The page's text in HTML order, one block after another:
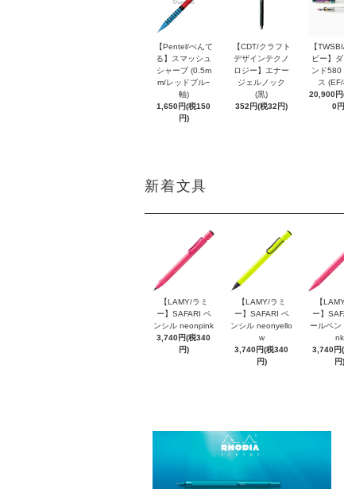
【Pentel/ぺんて
る】スマッシュ
シャープ (0.5m
m/レッドブルｰ
軸)
1,650円(税150
円)
【CDT/クラフト
デザインテクノ
ロジー】エナー
ジェルノック
(黒)
352円(税32円)
【
ビー】
ンド580
ス
20,900
0
新着文具
【LAMY/ラミ
ー】SAFARI ペ
ンシル neonpink
3,740円(税340
円)
【LAMY/ラミ
ー】SAFARI ペ
ンシル neonyello
w
3,740円(税340
円)
【
ー】
ールペ
nk
3,740円
円)